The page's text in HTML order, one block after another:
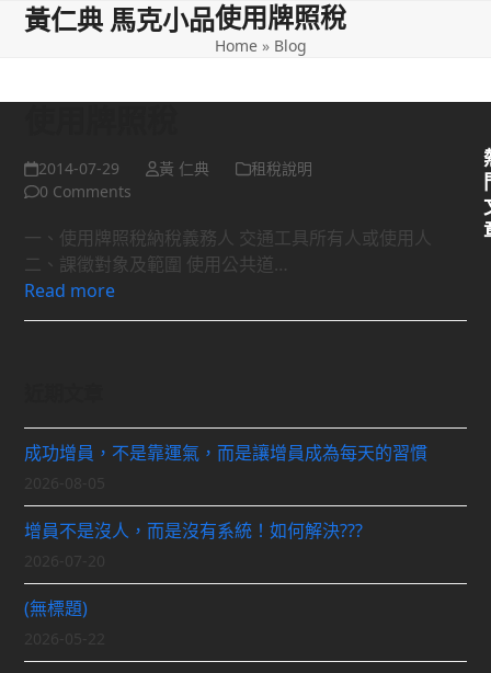
Skip黃仁典 馬克小品
Open
Close
使用牌照稅
Home » Blog
2014-07-29 黃 仁典
租稅說明
0 Comments
一、使用牌照稅納稅義務人 交通工具所有人或使用人
二、課徵對象及範圍 使用公共道…
Read more
成功增員，不是靠運氣，而是讓增員成為每天的習慣
增員不是沒人，而是沒有系統！如何解決???
(無標題)